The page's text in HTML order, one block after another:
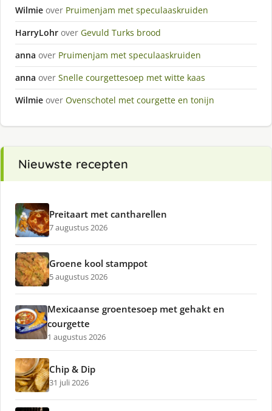
Wilmie over Pruimenjam met speculaaskruiden
HarryLohr over Gevuld Turks brood
anna over Pruimenjam met speculaaskruiden
anna over Snelle courgettesoep met witte kaas
Wilmie over Ovenschotel met courgette en tonijn
Nieuwste recepten
Preitaart met cantharellen
7 augustus 2026
Groene kool stamppot
5 augustus 2026
Mexicaanse groentesoep met gehakt en
courgette
1 augustus 2026
Chip & Dip
31 juli 2026